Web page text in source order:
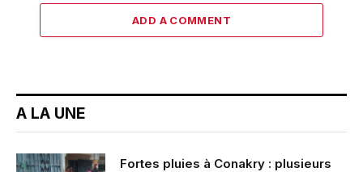
ADD A COMMENT
A LA UNE
Fortes pluies à Conakry : plusieurs